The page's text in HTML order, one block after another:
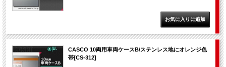
CASCO 10両用車両ケースB/ステンレス地にオレンジ色
帯[CS-312]